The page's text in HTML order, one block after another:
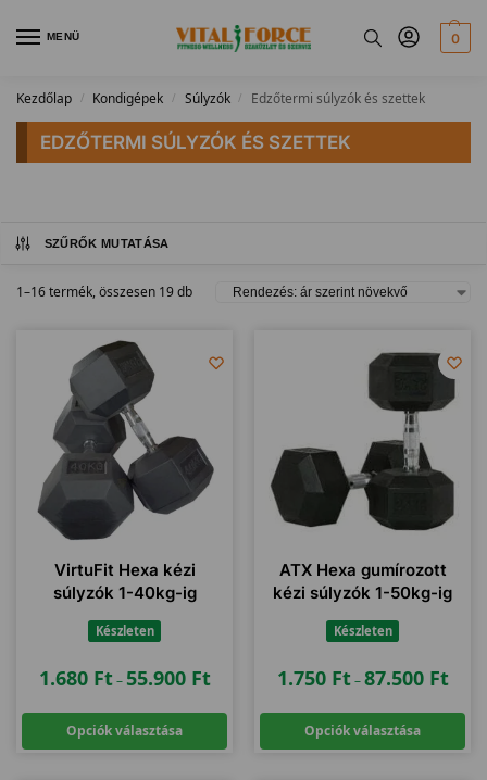
MENÜ 0
Kezdőlap / Kondigépek / Súlyzók / Edzőtermi súlyzók és szettek
EDZŐTERMI SÚLYZÓK ÉS SZETTEK
SZŰRŐK MUTATÁSA
1–16 termék, összesen 19 db
VirtuFit Hexa kézi
súlyzók 1-40kg-ig
Készleten
1.680 Ft – 55.900 Ft
Opciók választása
ATX Hexa gumírozott
kézi súlyzók 1-50kg-ig
Készleten
1.750 Ft – 87.500 Ft
Opciók választása